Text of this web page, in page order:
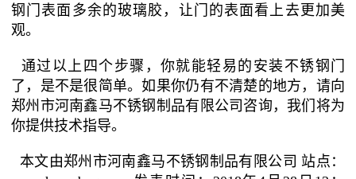
钢门表面多余的玻璃胶，让门的表面看上去更加美
观。
通过以上四个步骤，你就能轻易的安装不锈钢门
了，是不是很简单。如果你仍有不清楚的地方，请向
郑州市河南鑫马不锈钢制品有限公司咨询，我们将为
你提供技术指导。
本文由郑州市河南鑫马不锈钢制品有限公司 站点：